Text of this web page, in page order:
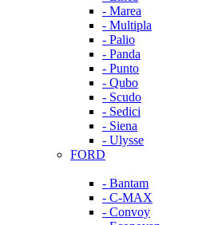
- Marea
- Multipla
- Palio
- Panda
- Punto
- Qubo
- Scudo
- Sedici
- Siena
- Ulysse
FORD
- Bantam
- C-MAX
- Convoy